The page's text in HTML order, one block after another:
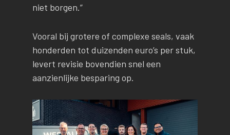
niet borgen.”
Vooral bij grotere of complexe seals, vaak
honderden tot duizenden euro’s per stuk,
levert revisie bovendien snel een
aanzienlijke besparing op.